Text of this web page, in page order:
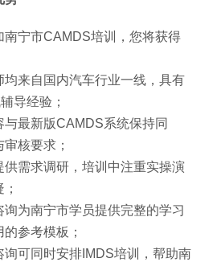
南宁市CAMDS培训，您将获得
均来自国内汽车行业一线，具有
导经验；
最新版CAMDS系统保持同
核要求；
供需求调研，培训中注重实操演
为南宁市学员提供完整的学习
参考模板；
询可同时安排IMDS培训，帮助南